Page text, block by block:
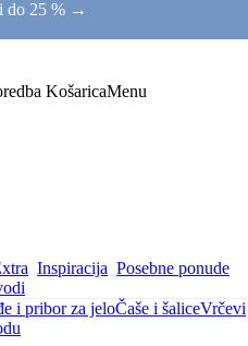
do 25 % →
KošaricaMenu
Inspiracija Posebne ponude
i pribor za jeloČaše i šaliceVrčevi